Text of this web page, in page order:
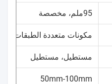
95ملم، مخصصة
مكونات متعددة الطبقات
مستطيل، مستطيل
50mm-100mm